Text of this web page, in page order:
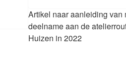
Artikel naar aanleiding van
deelname aan de
Huizen in 2022